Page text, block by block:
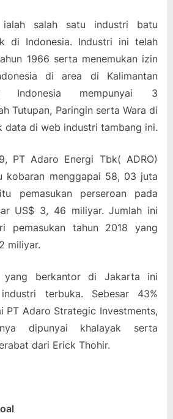
ialah salah satu industri batu
di Indonesia. Industri ini telah
1966 serta menemukan izin
di area di Kalimantan
Indonesia mempunyai 3
Tutupan, Paringin serta Wara di
data di web industri tambang ini.
PT Adaro Energi Tbk( ADRO)
kobaran menggapai 58, 03 juta
pemasukan perseroan pada
US$ 3, 46 miliyar. Jumlah ini
pemasukan tahun 2018 yang
miliyar.
yang berkantor di Jakarta ini
terbuka. Sebesar 43%
PT Adaro Strategic Investments,
dipunyai khalayak serta
dari Erick Thohir.